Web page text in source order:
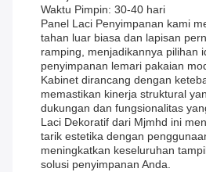
Waktu Pimpin: 30-40 hari
Panel Laci Penyimpanan kami
tahan luar biasa dan lapisan
ramping, menjadikannya pilihan
penyimpanan lemari pakaian
Kabinet dirancang dengan
memastikan kinerja struktural
dukungan dan fungsionalitas
Laci Dekoratif dari Mjmhd ini
tarik estetika dengan
meningkatkan keseluruhan
solusi penyimpanan Anda.